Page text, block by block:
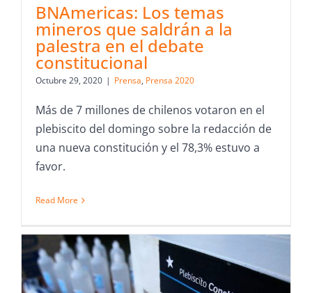
BNAmericas: Los temas
mineros que saldrán a la
palestra en el debate
constitucional
Octubre 29, 2020 | Prensa, Prensa 2020
Más de 7 millones de chilenos votaron en el
plebiscito del domingo sobre la redacción de
una nueva constitución y el 78,3% estuvo a
favor.
Read More